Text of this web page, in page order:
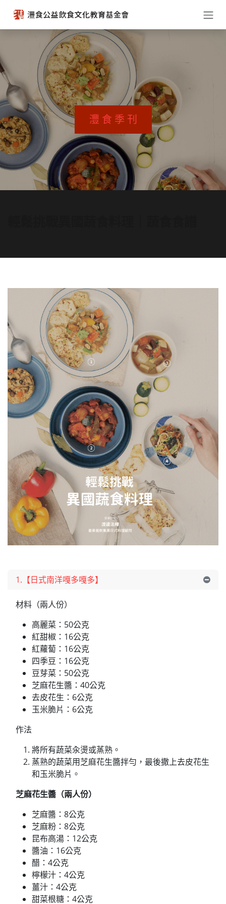
灃 食 季 刊
1.【日式南洋嘎多嘎多】
材料（兩人份）
高麗菜：50公克
紅甜椒：16公克
紅蘿蔔：16公克
四季豆：16公克
豆芽菜：50公克
芝麻花生醬：40公克
去皮花生：6公克
玉米脆片：6公克
作法
將所有蔬菜汆燙或蒸熟。
蒸熟的蔬菜用芝麻花生醬拌勻，最後撒上去皮花生
和玉米脆片。
芝麻花生醬（兩人份）
芝麻醬：8公克
芝麻粉：8公克
昆布高湯：12公克
醬油：16公克
醋：4公克
檸檬汁：4公克
薑汁：4公克
甜菜根糖：4公克